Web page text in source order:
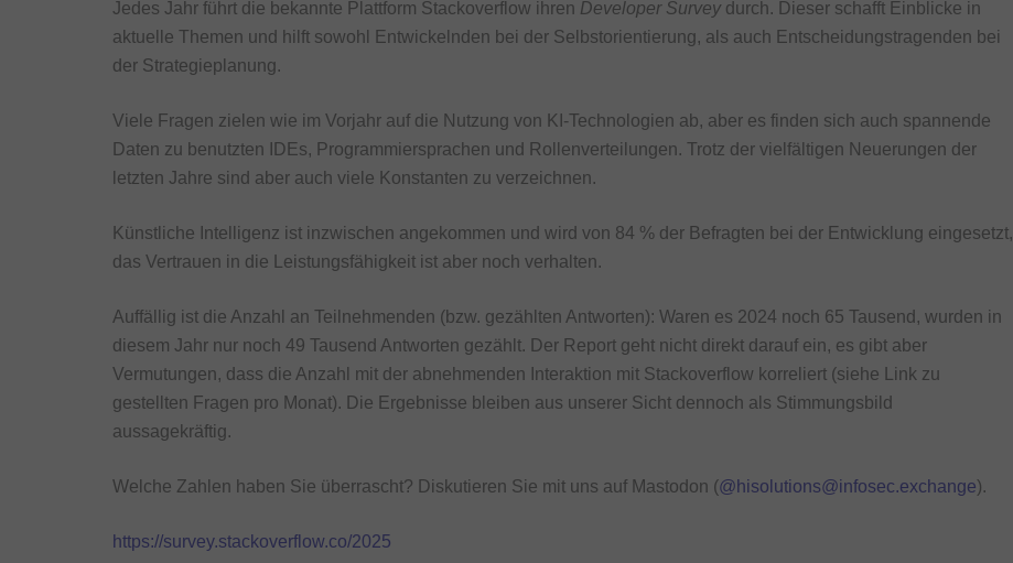
Jedes Jahr führt die bekannte Plattform Stackoverflow ihren Developer Survey durch. Dieser schafft Einblicke in
aktuelle Themen und hilft sowohl Entwickelnden bei der Selbstorientierung, als auch Entscheidungstragenden bei
der Strategieplanung.
Viele Fragen zielen wie im Vorjahr auf die Nutzung von KI-Technologien ab, aber es finden sich auch spannende
Daten zu benutzten IDEs, Programmiersprachen und Rollenverteilungen. Trotz der vielfältigen Neuerungen der
letzten Jahre sind aber auch viele Konstanten zu verzeichnen.
Künstliche Intelligenz ist inzwischen angekommen und wird von 84 % der Befragten bei der Entwicklung eingesetzt,
das Vertrauen in die Leistungsfähigkeit ist aber noch verhalten.
Auffällig ist die Anzahl an Teilnehmenden (bzw. gezählten Antworten): Waren es 2024 noch 65 Tausend, wurden in
diesem Jahr nur noch 49 Tausend Antworten gezählt. Der Report geht nicht direkt darauf ein, es gibt aber
Vermutungen, dass die Anzahl mit der abnehmenden Interaktion mit Stackoverflow korreliert (siehe Link zu
gestellten Fragen pro Monat). Die Ergebnisse bleiben aus unserer Sicht dennoch als Stimmungsbild
aussagekräftig.
Welche Zahlen haben Sie überrascht? Diskutieren Sie mit uns auf Mastodon (@hisolutions@infosec.exchange).
https://survey.stackoverflow.co/2025